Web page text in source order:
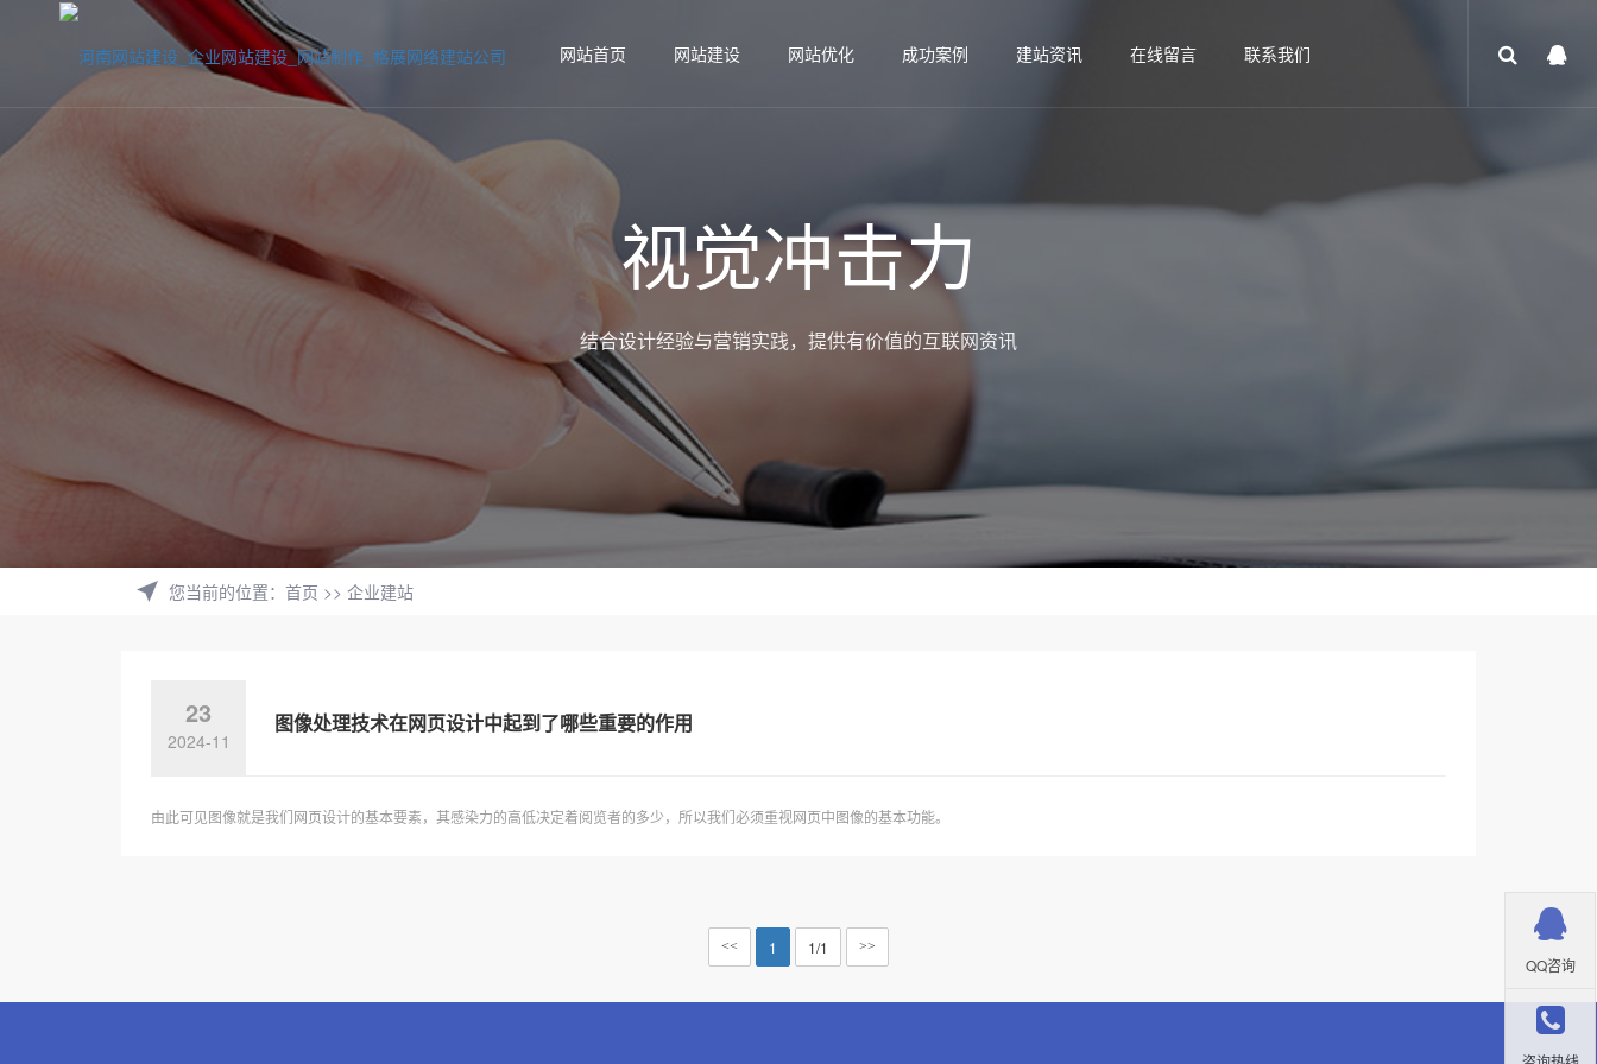
网站首页 网站建设 网站优化 成功案例 建站资讯 在线留言 联系我们
视觉冲击力
结合设计经验与营销实践，提供有价值的互联网资讯
您当前的位置： 首页 >> 企业建站
23
2024-11
图像处理技术在网页设计中起到了哪些重要的作用
由此可见图像就是我们网页设计的基本要素，其感染力的高低决定着阅览者的多少，所以我们必须重视网页中图像的基本功能。
<< 1 1/1 >>
QQ咨询